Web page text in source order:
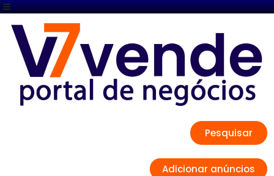
Pesquisar
Adicionar anúncios